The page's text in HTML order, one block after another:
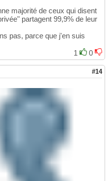
majorité de ceux qui disent
partagent 99,9% de leur
pas, parce que j'en suis
1
0
#14